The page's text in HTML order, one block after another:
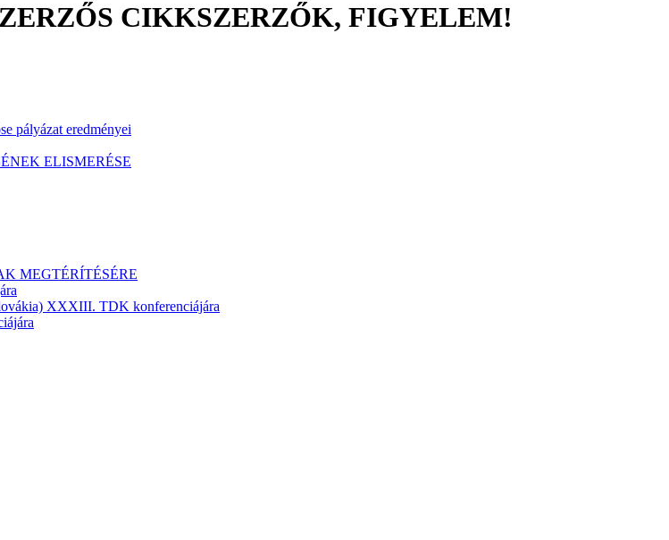
CIKKSZERZŐK, FIGYELEM!
pályázat eredményei
ELISMERÉSE
MEGTÉRÍTÉSÉRE
XXXIII. TDK konferenciájára